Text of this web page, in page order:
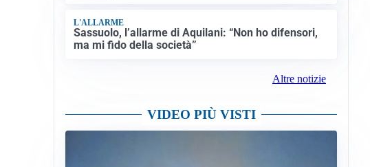
L'ALLARME
Sassuolo, l’allarme di Aquilani: “Non ho difensori,
ma mi fido della società”
Altre notizie
VIDEO PIÙ VISTI